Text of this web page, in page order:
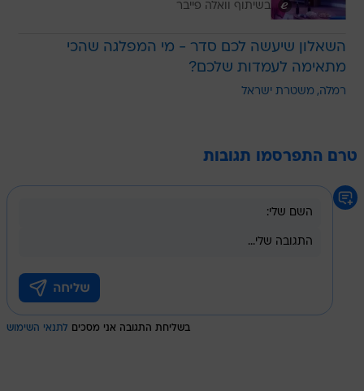
בשיתוף וואלה פייבר
השאלון שיעשה לכם סדר - מי המפלגה שהכי
מתאימה לעמדות שלכם?
רמלה משטרת ישראל
טרם התפרסמו תגובות
בשליחת התגובה אני מסכים לתנאי השימוש